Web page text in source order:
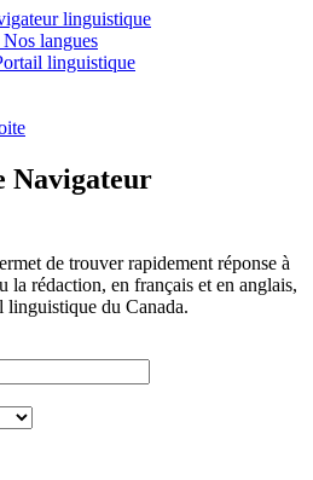
linguistique
langues
linguistique
Navigateur
de trouver rapidement réponse à
la rédaction, en français et en anglais,
linguistique du Canada.